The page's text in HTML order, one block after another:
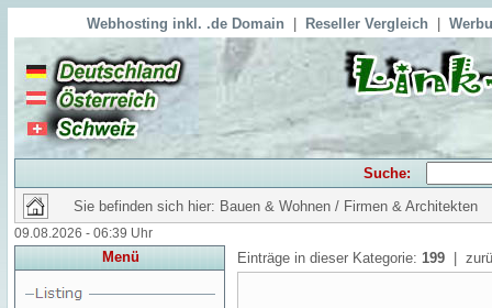
Webhosting inkl. .de Domain Reseller Vergleich
Suche:
Sie befinden sich hier: Bauen & Wohnen / Firmen & Architekten
09.08.2026 - 06:39 Uhr
Menü Einträge in dieser Kategorie: 199 |